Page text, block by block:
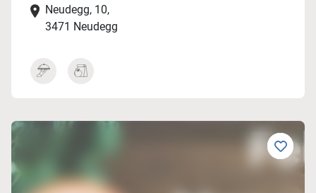
Neudegg, 10,
3471 Neudegg